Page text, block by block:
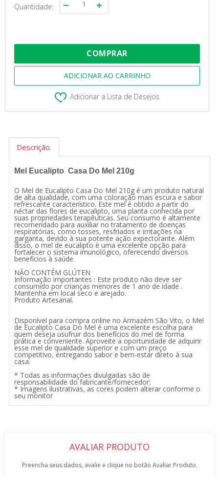
Quantidade
Adicionar a Lista de Desejos
Descrição.
Mel Eucalipto Casa Do Mel 210g
O Mel de Eucalipto Casa Do Mel 210g é um produto natural
de alta qualidade, com uma coloração mais escura e sabor
refrescante característico. Este mel é obtido a partir do
néctar das flores de eucalipto, uma planta conhecida por
suas propriedades terapêuticas. Seu consumo é altamente
recomendado para auxiliar no tratamento de doenças
respiratórias, como tosses, resfriados e irritações na
garganta, devido à sua potente ação expectorante. Além
disso, o mel de eucalipto é uma excelente opção para
fortalecer o sistema imunológico, oferecendo diversos
benefícios à saúde.
NÃO CONTÉM GLÚTEN
Informação importantes : Este produto não deve ser
consumido por crianças menores de 1 ano de idade .
Mantenha em local seco e arejado.
Produto Artesanal.
Disponível para compra online no Armazém São Vito, o Mel
de Eucalipto Casa Do Mel é uma excelente escolha para
quem deseja usufruir dos benefícios do mel de forma
prática e conveniente. Aproveite a oportunidade de adquirir
esse mel de qualidade superior e com um preço
competitivo, entregando sabor e bem-estar direto à sua
casa.
* Todas as informações divulgadas são de
responsabilidade do fabricante/fornecedor;
* Imagens ilustrativas, as cores podem alterar conforme o
seu monitor
AVALIAR PRODUTO
Preencha seus dados, avalie e clique no botão Avaliar Produto.